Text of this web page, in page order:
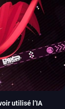
utilisé l’IA